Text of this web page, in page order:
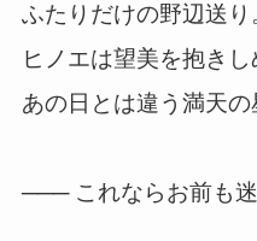
ふたりだけの野辺送り
ヒノエは望美を抱きし
あの日とは違う満天の
─── これならお前も